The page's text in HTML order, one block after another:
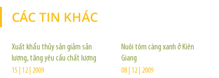
CÁC TIN KHÁC
Xuất khẩu thủy sản giảm sản
lượng, tăng yêu cầu chất lượng
15 | 12 | 2009
Nuôi tôm càng xanh ở Kiên
Giang
08 | 12 | 2009